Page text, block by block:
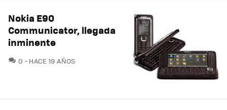
Nokia E90
Communicator, llegada
inminente
0 COMENTARIOS
HACE 19 AÑOS